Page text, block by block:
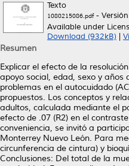
Texto
1080215086.pdf-
Available under
Download (932kB)
Resumen
Explicar el efecto de la
apoyo social, edad, sexo y años
problemas en el autocuidado
propuestos. Los conceptos y
adultos, calculada mediante el
efecto de .07 (R2) en el
conveniencia, se invitó a
Monterrey Nuevo León. Para
circunferencia de cintura) y
Conclusiones: Del total de la